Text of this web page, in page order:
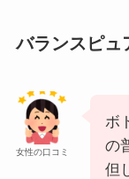
バランスピュ
女性の口コミ
ボ
の
但